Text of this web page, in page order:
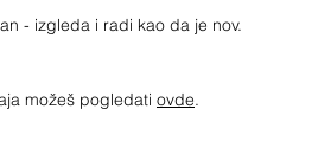
- izgleda i radi kao da je nov.
možeš pogledati ovde.